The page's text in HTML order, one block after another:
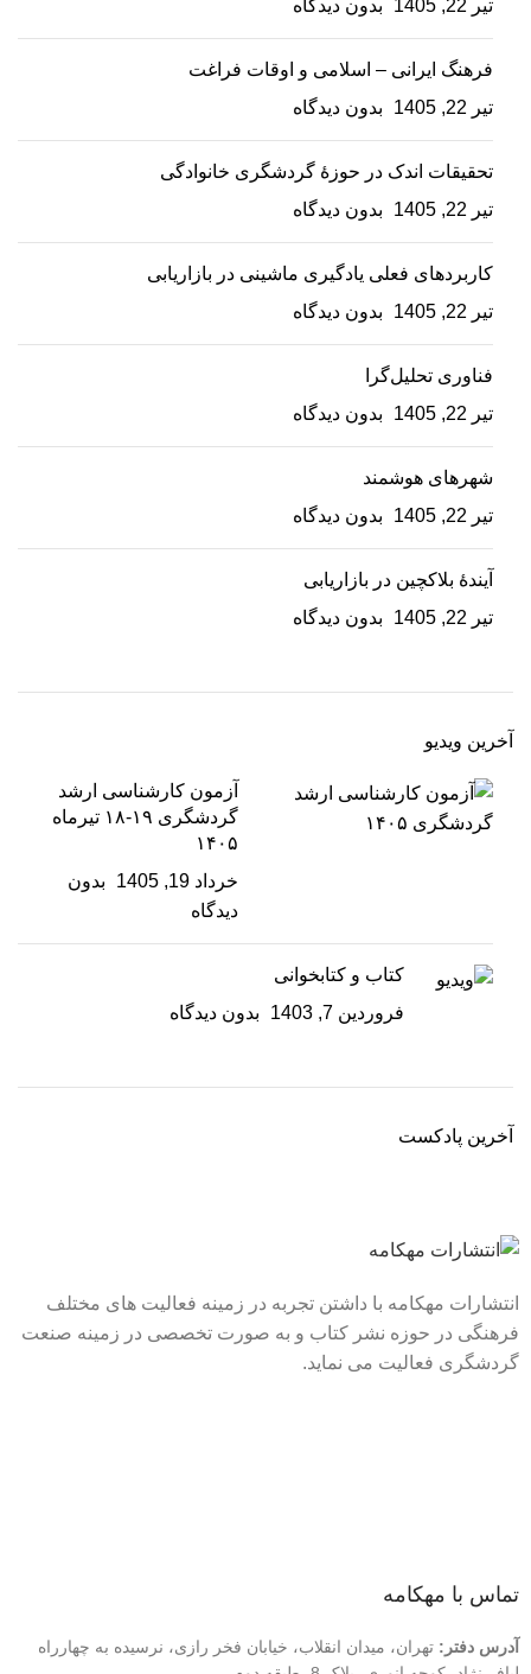
تیر 22, 1405
بدون دیدگاه
فرهنگ ایرانی – اسلامی و اوقات فراغت
تیر 22, 1405
بدون دیدگاه
تحقیقات اندک در حوزۀ گردشگری خانوادگی
تیر 22, 1405
بدون دیدگاه
کاربردهای فعلی یادگیری ماشینی در بازاریابی
تیر 22, 1405
بدون دیدگاه
فناوری تحلیل‌گرا
تیر 22, 1405
بدون دیدگاه
شهرهای هوشمند
تیر 22, 1405
بدون دیدگاه
آیندۀ بلاکچین در بازاریابی
تیر 22, 1405
بدون دیدگاه
آخرین ویدیو
آزمون کارشناسی ارشد
گردشگری ۱۹-۱۸ تیرماه
۱۴۰۵
خرداد 19, 1405
بدون
دیدگاه
کتاب و کتابخوانی
فروردین 7, 1403
بدون دیدگاه
آخرین پادکست
انتشارات مهکامه با داشتن تجربه در زمینه فعالیت های مختلف
فرهنگی در حوزه نشر کتاب و به صورت تخصصی در زمینه صنعت
گردشگری فعالیت می نماید.
تماس با مهکامه
آدرس دفتر: تهران، میدان انقلاب، خیابان فخر رازی، نرسیده به چهارراه